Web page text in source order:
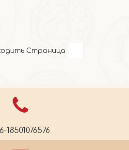
Страница
18501076576